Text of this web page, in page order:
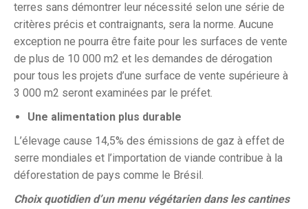
terres sans démontrer leur nécessité selon une série de
critères précis et contraignants, sera la norme. Aucune
exception ne pourra être faite pour les surfaces de vente
de plus de 10 000 m2 et les demandes de dérogation
pour tous les projets d’une surface de vente supérieure à
3 000 m2 seront examinées par le préfet.
Une alimentation plus durable
L’élevage cause 14,5% des émissions de gaz à effet de
serre mondiales et l’importation de viande contribue à la
déforestation de pays comme le Brésil.
Choix quotidien d’un menu végétarien dans les cantines